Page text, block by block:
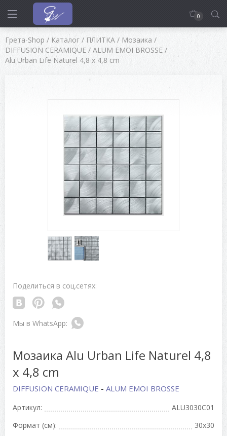
0
Грета-Shop / Каталог / ПЛИТКА / Мозаика /
DIFFUSION CERAMIQUE / ALUM EMOI BROSSE /
Alu Urban Life Naturel 4,8 x 4,8 cm
Поделиться в соц.сетях:
Мозаика Alu Urban Life Naturel 4,8
x 4,8 cm
DIFFUSION CERAMIQUE - ALUM EMOI BROSSE
Артикул:
ALU3030C01
Формат (см):
30x30